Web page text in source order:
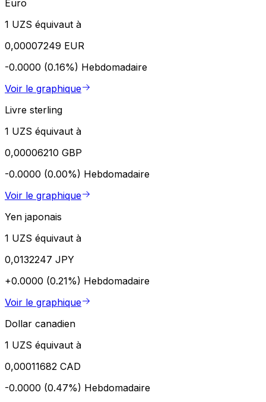
Euro
1 UZS équivaut à
0,00007249 EUR
-0.0000 (0.16%) Hebdomadaire
Voir le graphique
Livre sterling
1 UZS équivaut à
0,00006210 GBP
-0.0000 (0.00%) Hebdomadaire
Voir le graphique
Yen japonais
1 UZS équivaut à
0,0132247 JPY
+0.0000 (0.21%) Hebdomadaire
Voir le graphique
Dollar canadien
1 UZS équivaut à
0,00011682 CAD
-0.0000 (0.47%) Hebdomadaire